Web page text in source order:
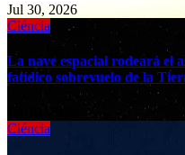
Jul 30, 2026
Ciéncia
La nave espacial rodeará el
fatídico sobrevuelo de la
Ciéncia